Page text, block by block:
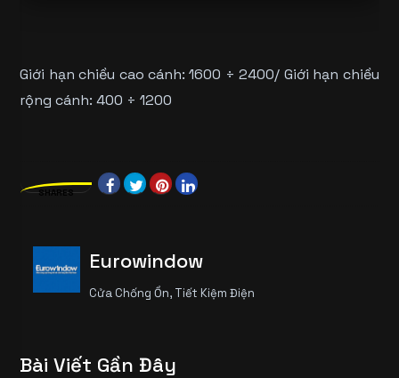
Giới hạn chiều cao cánh: 1600 ÷ 2400/ Giới hạn chiều
rộng cánh: 400 ÷ 1200
SHARES
Eurowindow
Cửa Chống Ồn, Tiết Kiệm Điện
Bài Viết Gần Đây